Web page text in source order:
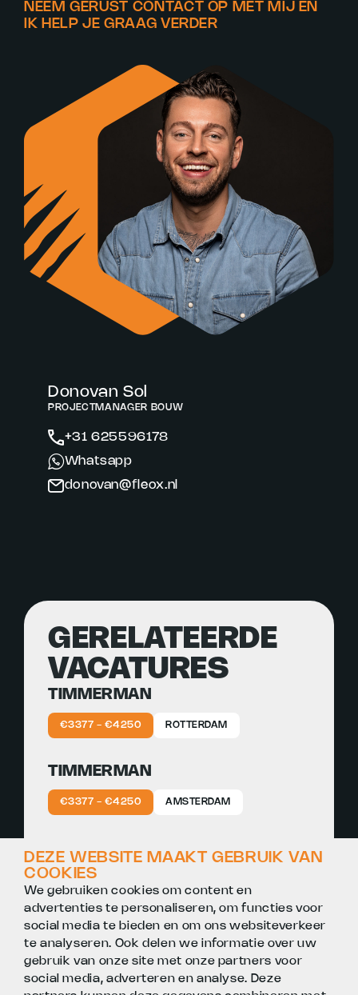
DEZE WEBSITE MAAKT GEBRUIK VAN
COOKIES
We gebruiken cookies om content en
advertenties te personaliseren, om functies voor
social media te bieden en om ons websiteverkeer
te analyseren. Ook delen we informatie over uw
gebruik van onze site met onze partners voor
social media, adverteren en analyse. Deze
NEEM GERUST CONTACT OP MET MIJ EN
IK HELP JE GRAAG VERDER
Donovan Sol
PROJECTMANAGER BOUW
+31 625596178
Whatsapp
donovan@fleox.nl
GERELATEERDE
VACATURES
TIMMERMAN
€3377 - €4250 ROTTERDAM
TIMMERMAN
€3377 - €4250 AMSTERDAM
TIMMERMAN
€3377 - €4250